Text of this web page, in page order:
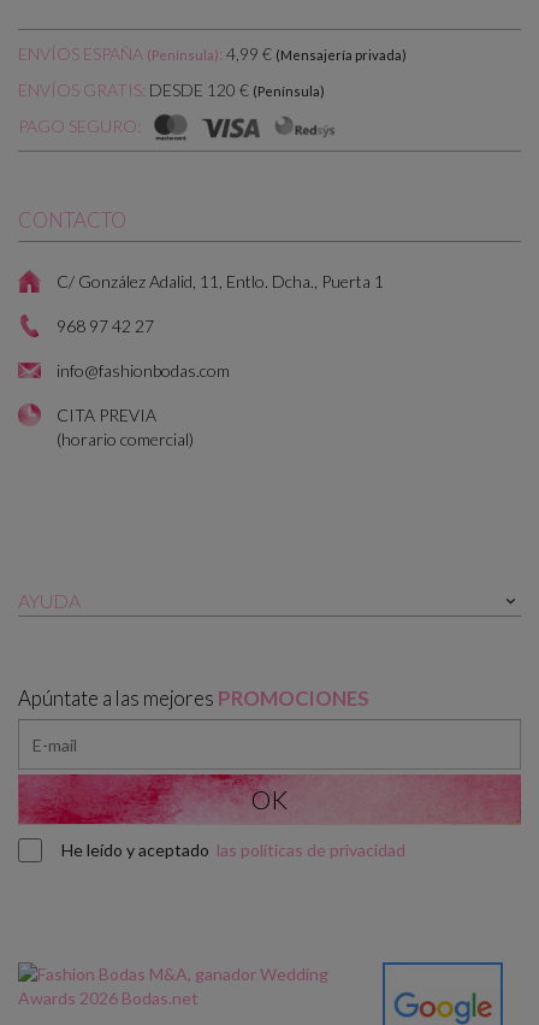
ENVÍOS ESPAÑA (Península): 4,99 € (Mensajería privada)
ENVÍOS GRATIS: DESDE 120 € (Península)
PAGO SEGURO:
CONTACTO
C/ González Adalid, 11, Entlo. Dcha., Puerta 1
968 97 42 27
info@fashionbodas.com
CITA PREVIA
(horario comercial)
AYUDA 
Apúntate a las mejores PROMOCIONES
He leído y aceptado las políticas de privacidad